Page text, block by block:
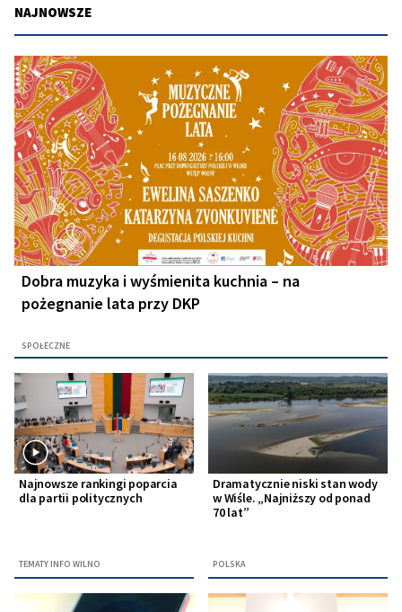
NAJNOWSZE
Dobra muzyka i wyśmienita kuchnia – na
pożegnanie lata przy DKP
SPOŁECZNE
Najnowsze rankingi poparcia
dla partii politycznych
TEMATY INFO WILNO
Dramatycznie niski stan wody
w Wiśle. „Najniższy od ponad
70 lat”
POLSKA